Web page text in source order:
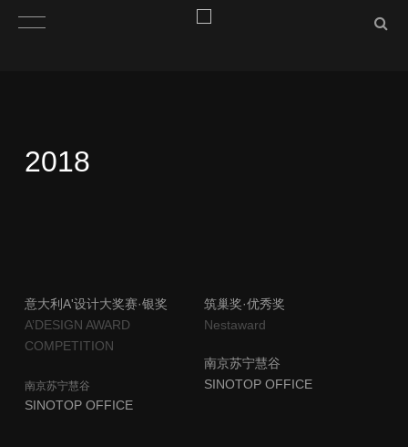
​2018
​意大利A'设计大奖赛·银奖
A’DESIGN AWARD
COMPETITION
南京苏宁慧谷
​SINOTOP OFFICE
​筑巢奖·优秀奖
​Nestaward
南京苏宁慧谷
​SINOTOP OFFICE